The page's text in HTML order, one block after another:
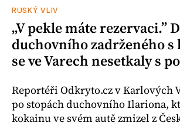
RUSKÝ VLIV
„V pekle máte rezervaci.”
duchovního zadrženého
se ve Varech nesetkaly s
Reportéři Odkryto.cz v Karlových
po stopách duchovního Ilariona,
kokainu ve svém autě zmizel z